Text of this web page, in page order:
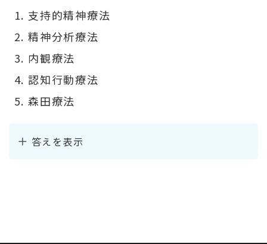
支持的精神療法
精神分析療法
内観療法
認知行動療法
森田療法
答えを表示